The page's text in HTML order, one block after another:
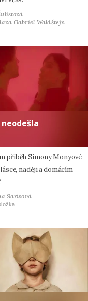
Gabriel Waldštejn
neodešla
příběh Simony Monyové
naději a domácím
Sarisová